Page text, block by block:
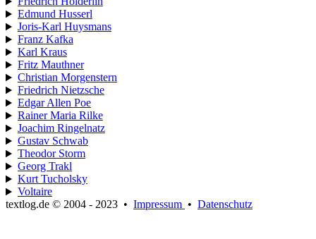
Edmund Husserl
Joris-Karl Huysmans
Franz Kafka
Karl Kraus
Fritz Mauthner
Christian Morgenstern
Friedrich Nietzsche
Edgar Allen Poe
Rainer Maria Rilke
Joachim Ringelnatz
Gustav Schwab
Theodor Storm
Georg Trakl
Kurt Tucholsky
Voltaire
textlog.de © 2004 - 2023 • Impressum • Datenschutz